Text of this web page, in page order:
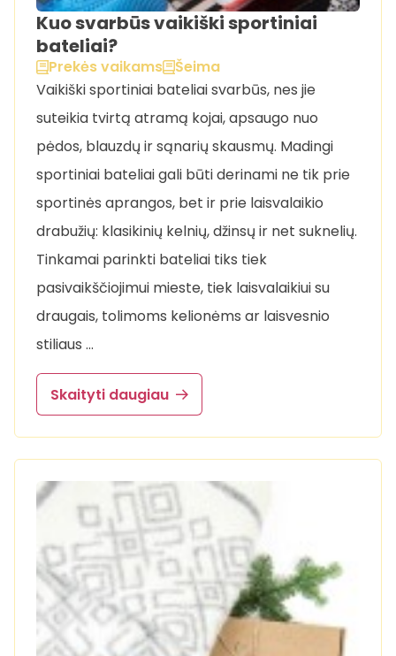
Kuo svarbūs vaikiški sportiniai
bateliai?
Prekės vaikams
Šeima
Vaikiški sportiniai bateliai svarbūs, nes jie
suteikia tvirtą atramą kojai, apsaugo nuo
pėdos, blauzdų ir sąnarių skausmų. Madingi
sportiniai bateliai gali būti derinami ne tik prie
sportinės aprangos, bet ir prie laisvalaikio
drabužių: klasikinių kelnių, džinsų ir net suknelių.
Tinkamai parinkti bateliai tiks tiek
pasivaikščiojimui mieste, tiek laisvalaikiui su
draugais, tolimoms kelionėms ar laisvesnio
stiliaus …
Skaityti daugiau